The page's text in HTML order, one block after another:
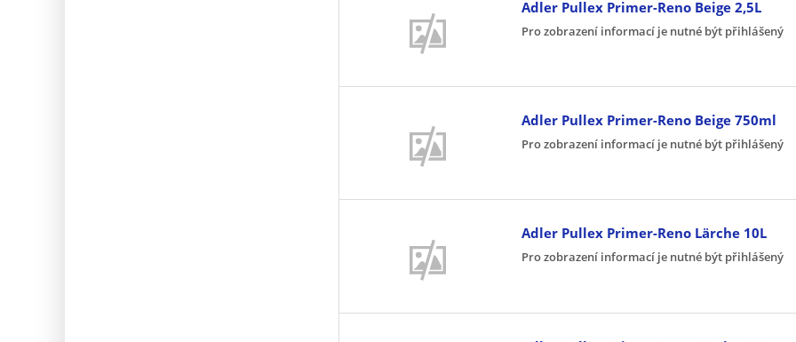
Adler Pullex Primer-Reno Beige 2,5L
Pro zobrazení informací je nutné být přihlášený
Adler Pullex Primer-Reno Beige 750ml
Pro zobrazení informací je nutné být přihlášený
Adler Pullex Primer-Reno Lärche 10L
Pro zobrazení informací je nutné být přihlášený